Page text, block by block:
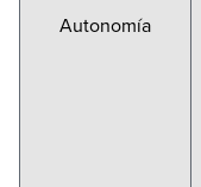
Autonomía